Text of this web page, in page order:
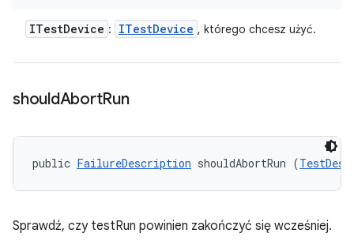
ITestDevice : ITestDevice , którego chcesz użyć.
shouldAbortRun
public FailureDescription shouldAbortRun (
Sprawdź, czy testRun powinien zakończyć się wcześniej.